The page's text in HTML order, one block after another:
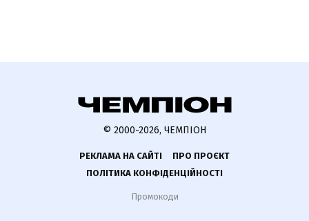
© 2000-2026, ЧЕМПІОН
РЕКЛАМА НА САЙТІ
ПРО ПРОЄКТ
ПОЛІТИКА КОНФІДЕНЦІЙНОСТІ
Промокоди